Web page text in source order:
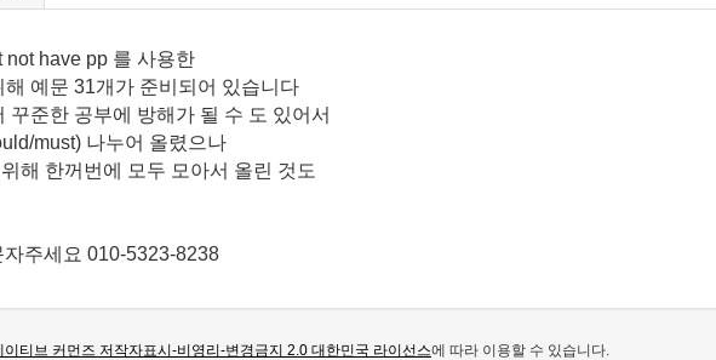
not have pp 를 사용한
예문 31개가 준비되어 있습니다
꾸준한 공부에 방해가 될 수 도 있어서
must) 나누어 올렸으나
해 한꺼번에 모두 모아서 올린 것도
주세요 010-5323-8238
이티브 커먼즈 저작자표시-비영리-변경금지 2.0 대한민국 라이선스에 따라 이용할 수 있습니다.